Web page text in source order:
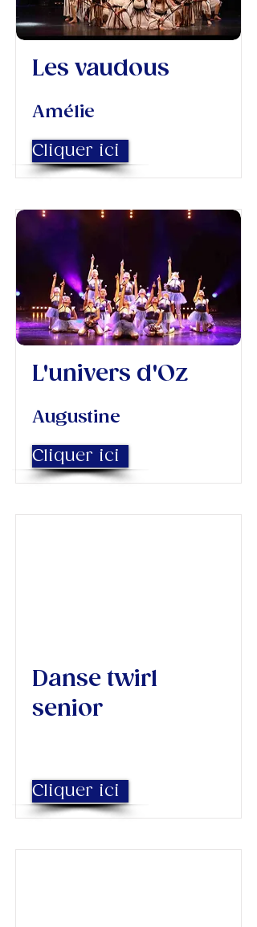
Les vaudous
Amélie
Cliquer ici
L'univers d'Oz
Augustine
Cliquer ici
Danse twirl
senior
Cliquer ici